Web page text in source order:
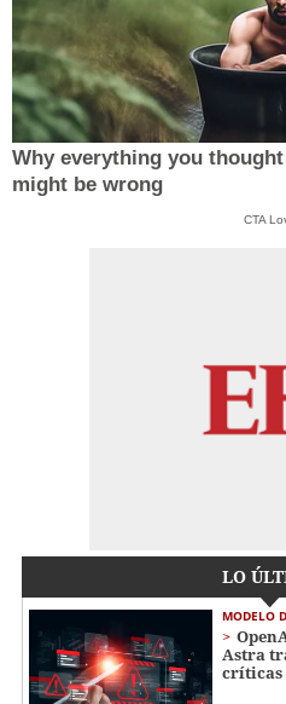
Why everything you
might be wrong
CTA
LO
MODELO
Astra
críticas